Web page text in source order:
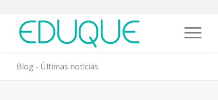
Blog - Últimas notícias